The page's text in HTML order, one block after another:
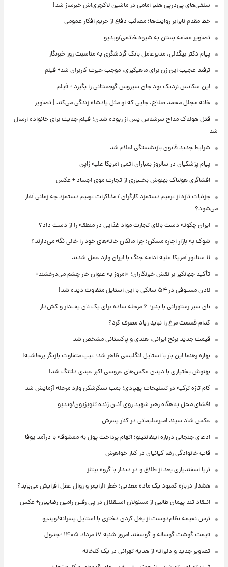
سلفی‌های پی‌درپی هلیا امامی در ماشین لاکچری‌اش خبرساز شد!
خط مقدم نابرابر روایت‌ها؛ مصائب دفاع از حریم افکار عمومی
تصاویر عمامه بستن به شیوه خاتمی/ویدیو
پیام دکتر بیگدلی، مدیرعامل بانک گردشگری به مناسبت روز خبرنگار
ترفند عجیب این زن برای ماهیگیری، موجب حیرت کاربران شد+ فیلم
این سکانس نزدیک بود جان سیروس گرجستانی را بگیرد + فیلم
خانه مجلل محمد صلاح، جایی که او مثل پادشاه زندگی می‌کند | تصاویر
قتل هولناک مداح سرشناس پس از ربوده شدن؛ فیلم جنایت برای خانواده ارسال
شد
شرایط جدید قانون بازنشستگی اعلام شد
پیام پزشکیان در سالروز بمباران اتمی آمریکا علیه ژاپن
افشاگری هولناک بهنوش بختیاری از تجارت موی اجساد + عکس
جزئیات تازه از ترمیم دستمزد کارگران / مذاکرات ترمیم دستمزد چه زمانی آغاز
می‌شود؟
ایران چگونه دست بالای تجارت مواد غذایی در منطقه را از دست داد؟
شوک به بازار اجاره مسکن؛ چرا مالکان خانه‌های خود را خالی نگه می‌دارند؟
۱۱ سناتور آمریکا علیه ادامه جنگ با ایران وارد عمل شدند
تأکید جهانگیر بر نقش خبرنگاران؛ «امروز به عنوان خار چشم می‌درخشند»
لادن مستوفی در ۵۴ سالگی با این استایل متفاوت دیده شد!
نان سیر رستورانی با پنیر؛ ۶ مرحله ساده برای یک نان پف‌دار و کش‌دار
کدام قسمت مرغ را نباید زیاد مصرف کرد؟
قیمت جدید برنج ایرانی، هندی و پاکستانی مشخص شد
بهاره رهنما این بار با استایل انگلیسی ظاهر شد؛ تیپ متفاوت بازیگر پرحاشیه!
بهنوش بختیاری با دیدن عکس‌های عروسی اکبر عبدی دلتنگ شد!
گام تازه ترکیه در تسلیحات پهپادی؛ بمب سنگرشکن وارد مرحله آزمایش شد
افشای محل پناهگاه‌ رهبر شهید روی آنتن زنده تلویزیون/ویدیو
عکس شاد سپند امیرسلیمانی در کنار پسرش
ادعای جنجالی درباره اینفانتینو؛ اتهام پرداخت پول به معشوقه با درآمد یوفا
قاب خانوادگی رضا کیانیان در کنار خواهرش
ثریا اسفندیاری بعد از طلاق و در دیدار با گروه بیتلز
هشدار درباره کمبود یک ماده معدنی؛ خطر آلزایمر و زوال عقل افزایش می‌یابد؟
انتقاد تند پیمان طالبی از مسئولان استقلال در پی رفتن رامین رضاییان+ عکس
ترس نعیمه نظام‌دوست از بغل کردن دختری با استایل پسرانه/ویدیو
قیمت گوشت گوساله و گوسفند امروز شنبه ۱۷ مرداد ۱۴۰۵ +جدول
تصاویر جدید و دلبرانه از هدیه تهرانی در یک گلخانه